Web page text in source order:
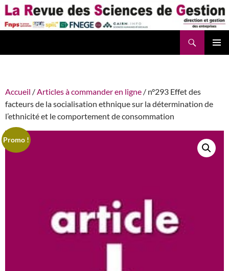
Aller
au
contenu
Accueil /Articles à commander en ligne / n°293 Effet des
facteurs de la socialisation ethnique sur la détermination de
l’ethnicité et le comportement de consommation
Promo !